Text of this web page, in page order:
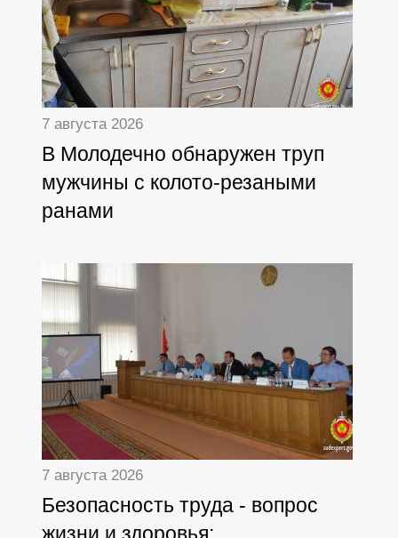
7 августа 2026
В Молодечно обнаружен труп
мужчины с колото-резаными
ранами
7 августа 2026
Безопасность труда - вопрос